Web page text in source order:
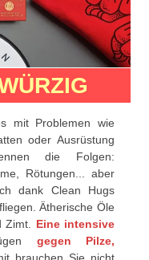
mit Problemen wie
oder Ausrüstung
die Folgen:
Rötungen... aber
dank Clean Hugs
Ätherische Öle
Zimt. Eine intensive
gegen Pilze,
brauchen Sie nicht